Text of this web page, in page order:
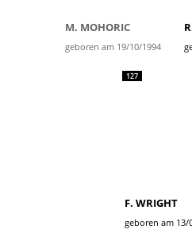
M. MOHORIC
geboren am 19/10/1994
127
F. WRIGHT
geboren am 13/